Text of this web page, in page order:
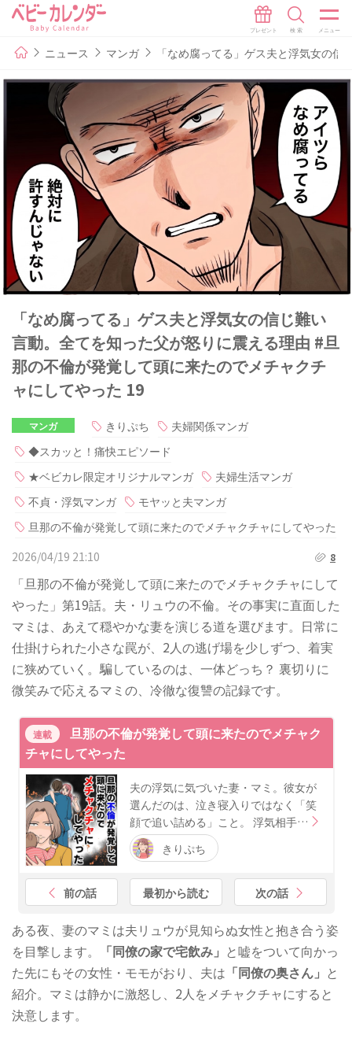
ニュース マンガ 「なめ腐ってる」ゲス夫と浮気女の
「なめ腐ってる」ゲス夫と浮気女の信じ難い
言動。全てを知った父が怒りに震える理由 #旦
那の不倫が発覚して頭に来たのでメチャクチ
ャにしてやった 19
マンガ きりぷち
夫婦関係マンガ
◆スカッと！痛快エピソード
★ベビカレ限定オリジナルマンガ
夫婦生活マンガ
不貞・浮気マンガ
モヤッと夫マンガ
旦那の不倫が発覚して頭に来たのでメチャクチャにしてやった
2026/04/19 21:10
8
「旦那の不倫が発覚して頭に来たのでメチャクチャにして
やった」第19話。夫・リュウの不倫。その事実に直面した
マミは、あえて穏やかな妻を演じる道を選びます。日常に
仕掛けられた小さな罠が、2人の逃げ場を少しずつ、着実
に狭めていく。騙しているのは、一体どっち？ 裏切りに
微笑みで応えるマミの、冷徹な復讐の記録です。
連載
旦那の不倫が発覚して頭に来たのでメチャク
チャにしてやった
夫の浮気に気づいた妻・マミ。彼女が
選んだのは、泣き寝入りではなく「笑
顔で追い詰める」こと。 浮気相手…
きりぷち
前の話 最初から読む 次の話
ある夜、妻のマミは夫リュウが見知らぬ女性と抱き合う姿
を目撃します。
「同僚の家で宅飲み」 と嘘をついて向かっ
た先にもその女性・モモがおり、夫は 「同僚の奥さん」 と
紹介。マミは静かに激怒し、2人をメチャクチャにすると
決意します。